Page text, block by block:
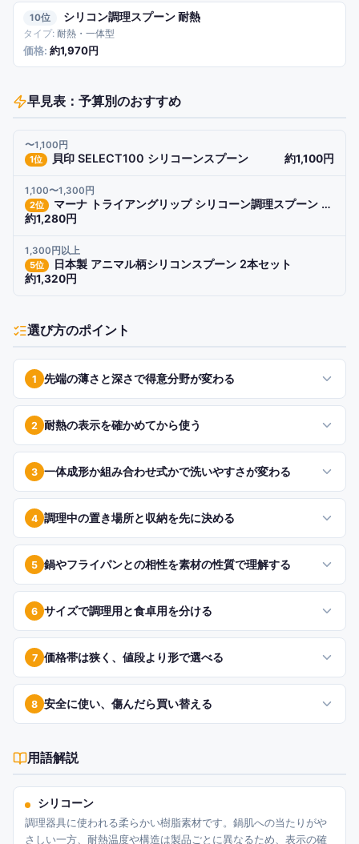
10 シリコン調理スプーン 耐熱
耐熱・一体型
約1,970円
早見表：予算別のおすすめ
〜1,100円
1位 貝印 SELECT100 シリコーンスプーン 約1,100円
1,100〜1,300円
2位 マーナ トライアングリップ シリコーン調理スプーン K536
約1,280円
1,300円以上
5位 日本製 アニマル柄シリコンスプーン 2本セット
約1,320円
選び方のポイント
1 先端の薄さと深さで得意分野が変わる
2 耐熱の表示を確かめてから使う
3 一体成形か組み合わせ式かで洗いやすさが変わる
4 調理中の置き場所と収納を先に決める
5 鍋やフライパンとの相性を素材の性質で理解する
6 サイズで調理用と食卓用を分ける
7 価格帯は狭く、値段より形で選べる
8 安全に使い、傷んだら買い替える
用語解説
シリコーン
調理器具に使われる柔らかい樹脂素材です。鍋肌への当たりがや
さしい一方、耐熱温度や構造は製品ごとに異なるため、表示の確